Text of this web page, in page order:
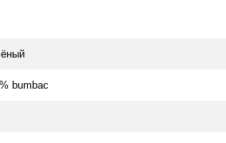
bumbac